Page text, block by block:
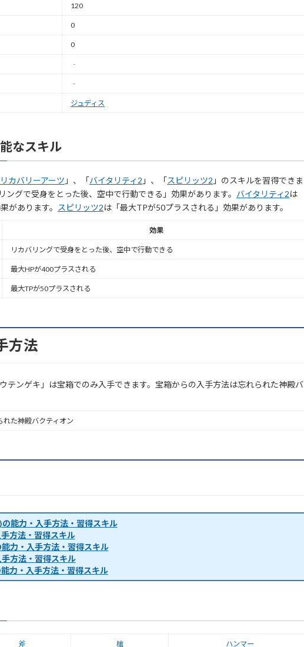
120
0
0
‐
‐
ジュディス
なスキル
リカバリーアーツ 」、「バイタリティ2 」、「スピリッツ2 」のスキルを習得できま
ングで受身をとった後、空中で行動できる」効果があります。 バイタリティ2は
があります。
スピリッツ2は「最大TPが50プラスされる」効果があります。
効果
リカバリングで受身をとった後、空中で行動できる
最大HPが400プラスされる
最大TPが50プラスされる
方法
テンゲキ」は宝箱でのみ入手できます。宝箱からの入手方法は忘れられた神殿バ
れた神殿バクティオン
能力・入手方法・習得スキル
方法・習得スキル
力・入手方法・習得スキル
方法・習得スキル
力・入手方法・習得スキル
斧 槍 ハンマー